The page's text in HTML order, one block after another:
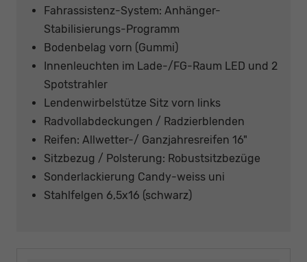
Fahrassistenz-System: Anhänger-
Stabilisierungs-Programm
Bodenbelag vorn (Gummi)
Innenleuchten im Lade-/FG-Raum LED und 2
Spotstrahler
Lendenwirbelstütze Sitz vorn links
Radvollabdeckungen / Radzierblenden
Reifen: Allwetter-/ Ganzjahresreifen 16"
Sitzbezug / Polsterung: Robustsitzbezüge
Sonderlackierung Candy-weiss uni
Stahlfelgen 6,5x16 (schwarz)